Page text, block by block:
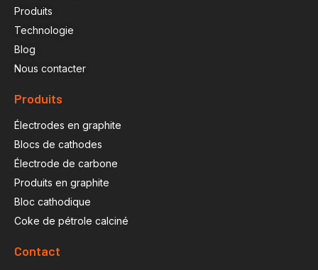
Produits
Technologie
Blog
Nous contacter
Produits
Électrodes en graphite
Blocs de cathodes
Électrode de carbone
Produits en graphite
Bloc cathodique
Coke de pétrole calciné
Contact